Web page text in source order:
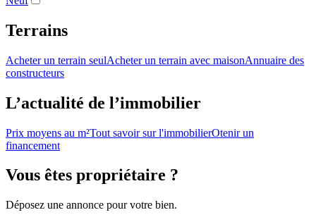
Terrains
Acheter un terrain seulAcheter un terrain avec maisonAnnuaire des
constructeurs
L’actualité de l’immobilier
Prix moyens au m²Tout savoir sur l'immobilierOtenir un
financement
Vous êtes propriétaire ?
Déposez une annonce pour votre bien.